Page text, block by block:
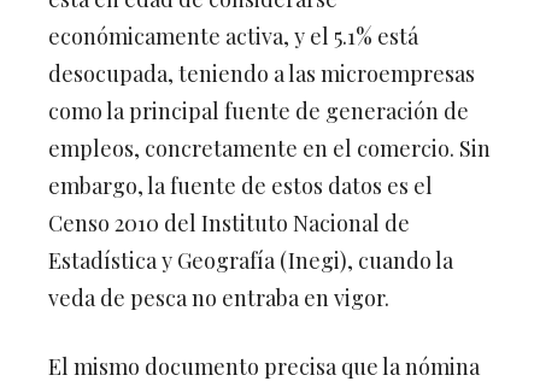
económicamente activa, y el 5.1% está
desocupada, teniendo a las microempresas
como la principal fuente de generación de
empleos, concretamente en el comercio. Sin
embargo, la fuente de estos datos es el
Censo 2010 del Instituto Nacional de
Estadística y Geografía (Inegi), cuando la
veda de pesca no entraba en vigor.
El mismo documento precisa que la nómina